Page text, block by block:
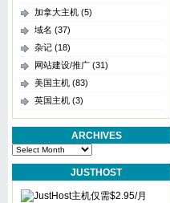
加拿大主机 (5)
域名 (37)
杂记 (18)
网站建设/推广 (31)
美国主机 (83)
英国主机 (3)
ARCHIVES
Archives
JUSTHOST